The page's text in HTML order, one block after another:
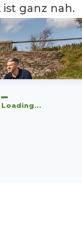
ganz nah.
Loading...